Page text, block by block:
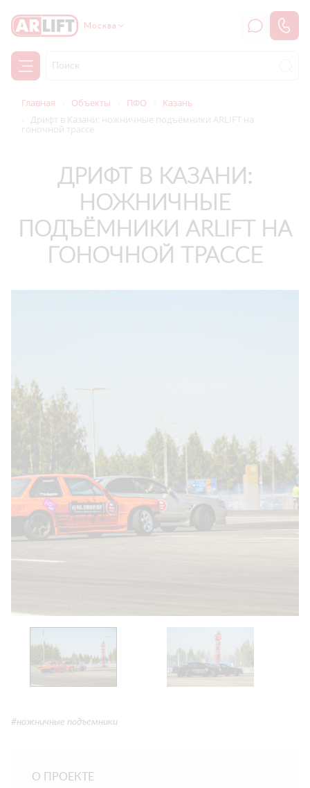
Москва
Главная Объекты ПФО
Казань
Дрифт в Казани: ножничные подъёмники ARLIFT на
гоночной трассе
ДРИФТ В КАЗАНИ:
НОЖНИЧНЫЕ
ПОДЪЁМНИКИ ARLIFT НА
ГОНОЧНОЙ ТРАССЕ
#ножничные подъемники
О ПРОЕКТЕ